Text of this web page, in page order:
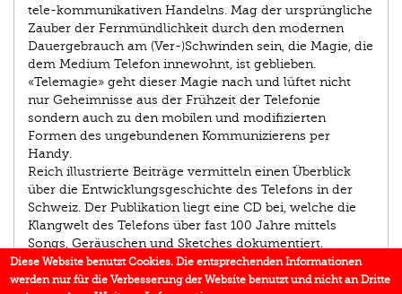
tele-kommunikativen Handelns. Mag der ursprüngliche
Zauber der Fernmündlichkeit durch den modernen
Dauergebrauch am (Ver-)Schwinden sein, die Magie, die
dem Medium Telefon innewohnt, ist geblieben.
«Telemagie» geht dieser Magie nach und lüftet nicht
nur Geheimnisse aus der Frühzeit der Telefonie
sondern auch zu den mobilen und modifizierten
Formen des ungebundenen Kommunizierens per
Handy.
Reich illustrierte Beiträge vermitteln einen Überblick
über die Entwicklungsgeschichte des Telefons in der
Schweiz. Der Publikation liegt eine CD bei, welche die
Klangwelt des Telefons über fast 100 Jahre mittels
Songs, Geräuschen und Sketches dokumentiert.
Diese Website benutzt Cookies. Die entsprechenden Informationen
werden nur für die Verbesserung der Website benutzt und nicht an Dritte